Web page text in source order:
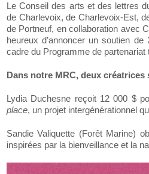
Le Conseil des arts et des lettres
de Charlevoix, de Charlevoix-Est,
de Portneuf, en collaboration avec
heureux d’annoncer un soutien
cadre du Programme de
Dans notre MRC, deux créatrices
Lydia Duchesne reçoit 12 000 $
place, un projet intergénérationnel
Sandie Valiquette (Forêt Marine)
inspirées par la bienveillance et la